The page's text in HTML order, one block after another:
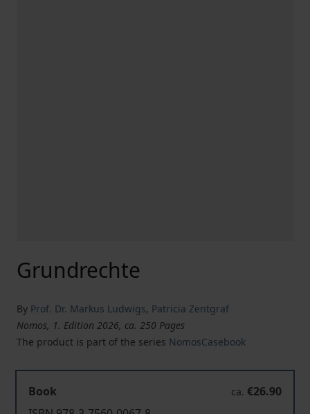
Grundrechte
By Prof. Dr. Markus Ludwigs, Patricia Zentgraf
Nomos, 1. Edition 2026, ca. 250 Pages
The product is part of the series NomosCasebook
Book ca. €26.90